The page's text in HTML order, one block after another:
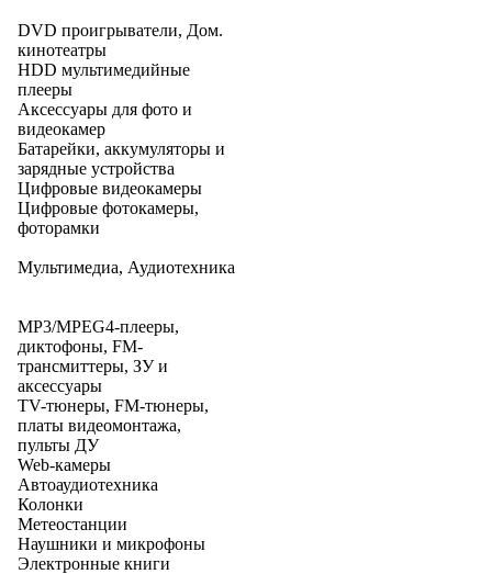
DVD проигрыватели, Дом.
кинотеатры
HDD мультимедийные
плееры
Аксессуары для фото и
видеокамер
Батарейки, аккумуляторы и
зарядные устройства
Цифровые видеокамеры
Цифровые фотокамеры,
фоторамки
Мультимедиа, Аудиотехника
MP3/MPEG4-плееры,
диктофоны, FM-
трансмиттеры, ЗУ и
аксессуары
TV-тюнеры, FM-тюнеры,
платы видеомонтажа,
пульты ДУ
Web-камеры
Автоаудиотехника
Колонки
Метеостанции
Наушники и микрофоны
Электронные книги